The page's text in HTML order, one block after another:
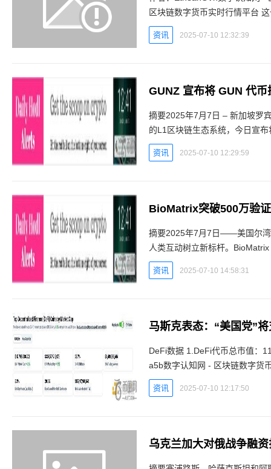
区块链数字货币实时行情平台 这一问题的答案取决于两个关键条件：CVh数字认知网 - 区块
资讯 2025-07-10 12:32:39
GUNZ 宣布将 GUN 代
摘要2025年7月7日 – 新加坡罗
的L1区块链生态系统，今日宣
币的部分流通供应引入Solana，
资讯 2025-07-10 12:29:59
BioMatrix突破500万验
摘要2025年7月7日——美国尔
人类互动树立新标杆。
布其真实验证用户已突破500万
资讯 2025-07-10 14:58:31
马斯克表态：“美国党”
DeFi数据 1.DeFi代币总市值：1127.95亿美元a5b数字认知网 - 区块链数字货币实时行情平台
a5b数字认知网 - 区块链数字货币实时行情平台 a5b数字认知
台 DeFi总市值 数据来源
资讯 2025-07-10 12:17:50
乌克兰加大对俄战争融